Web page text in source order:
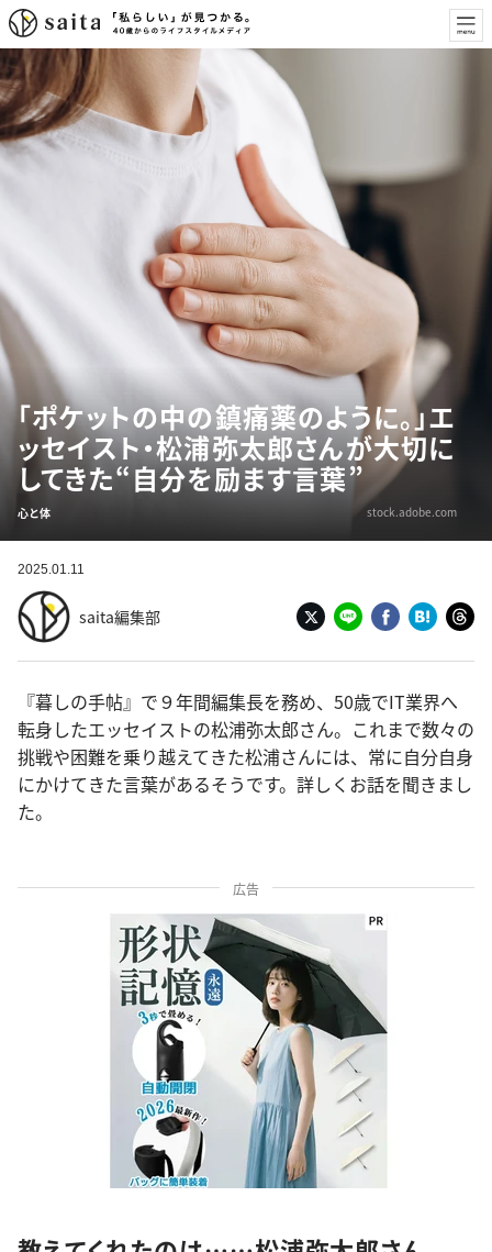
「ポケットの中の鎮痛薬のように。」エ
ッセイスト・松浦弥太郎さんが大切に
してきた“自分を励ます言葉”
心と体 stock.adobe.com
2025.01.11
saita編集部
『暮しの手帖』で９年間編集長を務め、50歳でIT業界へ
転身したエッセイストの松浦弥太郎さん。これまで数々の
挑戦や困難を乗り越えてきた松浦さんには、常に自分自身
にかけてきた言葉があるそうです。詳しくお話を聞きまし
た。
広告